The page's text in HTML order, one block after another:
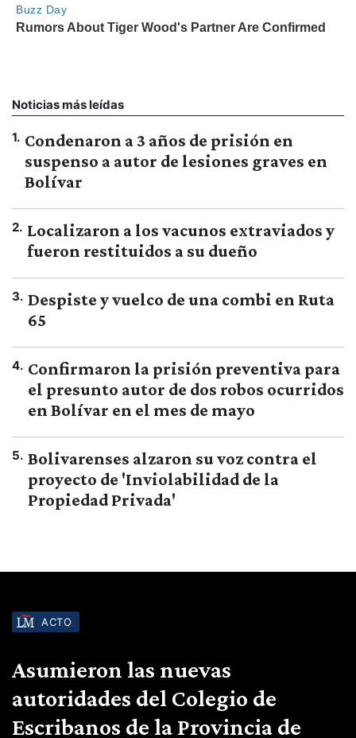
Noticias más leídas
1. Condenaron a 3 años de prisión en
suspenso a autor de lesiones graves en
Bolívar
2. Localizaron a los vacunos extraviados y
fueron restituidos a su dueño
3. Despiste y vuelco de una combi en Ruta
65
4. Confirmaron la prisión preventiva para
el presunto autor de dos robos ocurridos
en Bolívar en el mes de mayo
5. Bolivarenses alzaron su voz contra el
proyecto de 'Inviolabilidad de la
Propiedad Privada'
ACTO
Asumieron las nuevas
autoridades del Colegio de
Escribanos de la Provincia de